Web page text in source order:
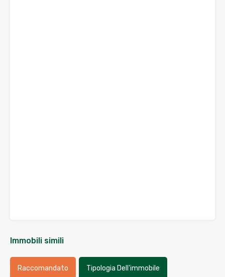
Immobili simili
Raccomandato Tipologia Dell'immobile